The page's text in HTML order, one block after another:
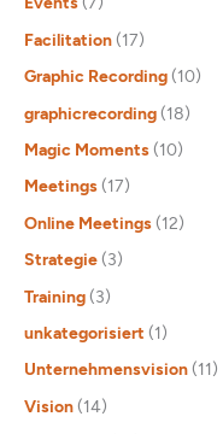
Facilitation (17)
Graphic Recording (10)
graphicrecording (18)
Magic Moments (10)
Meetings (17)
Online Meetings (12)
Strategie (3)
Training (3)
unkategorisiert (1)
Unternehmensvision (11)
Vision (14)